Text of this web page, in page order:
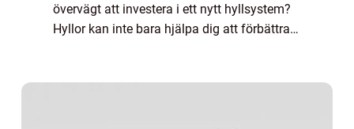
övervägt att investera i ett nytt hyllsystem?
Hyllor kan inte bara hjälpa dig att förbättra